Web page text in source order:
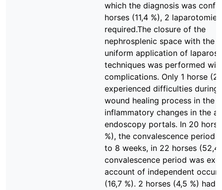
which the diagnosis was
horses (11,4 %), 2
required.The closure of the
nephrosplenic space with the
uniform application of
techniques was performed
complications. Only 1 horse
experienced difficulties during
wound healing process in the
inflammatory changes in the
endoscopy portals. In 20
%), the convalescence period
to 8 weeks, in 22 horses (52,4
convalescence period was
account of independent
(16,7 %). 2 horses (4,5 %) had